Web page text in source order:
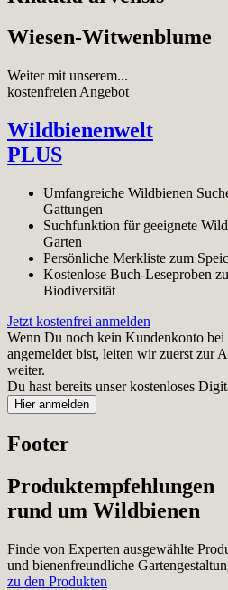
Wiesen-Witwenblume
Weiter mit unserem...
kostenfreien Angebot
Wildbienenwelt
PLUS
Umfangreiche Wildbienen
Gattungen
Suchfunktion für geeignete
Garten
Persönliche Merkliste zum
Kostenlose Buch-Leseproben
Biodiversität
Jetzt kostenfrei anmelden
Wenn Du noch kein Kundenkonto bei
angemeldet bist, leiten wir zuerst zur
weiter.
Du hast bereits unser kostenloses
Footer
Produktempfehlungen
rund um Wildbienen
Finde von Experten ausgewählte
und bienenfreundliche
zu den Produkten